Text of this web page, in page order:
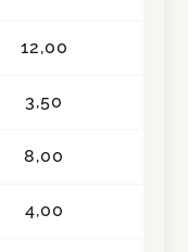
12,00
3,50
8,00
4,00